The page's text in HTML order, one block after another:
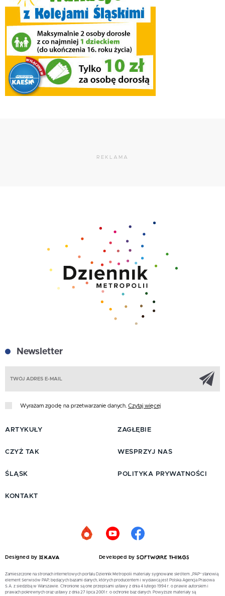
REKLAMA
Newsletter
Wyrażam zgodę na przetwarzanie danych. Czytaj więcej
ARTYKUŁY
CZYŻ TAK
ŚLĄSK
ZAGŁĘBIE
WESPRZYJ NAS
POLITYKA PRYWATNOŚCI
KONTAKT
Designed by Developed by
Zamieszczone na stronach internetowych portalu Dziennik Metropolii materiały sygnowane skrótem „PAP” stanowią
element Serwisów PAP, będących bazami danych, których producentem i wydawcą jest Polska Agencja Prasowa
S.A. z siedzibą w Warszawie. Chronione są one przepisami ustawy z dnia 4 lutego 1994 r. o prawie autorskim i
prawach pokrewnych oraz ustawy z dnia 27 lipca 2001 r. o ochronie baz danych. Powyższe materiały są